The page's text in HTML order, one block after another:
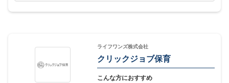
ライフワンズ株式会社
クリックジョブ保育
こんな方におすすめ